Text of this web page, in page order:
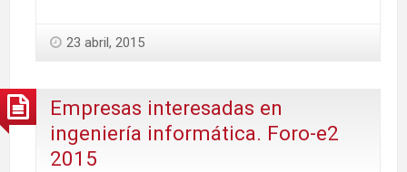
23 abril, 2015
Empresas interesadas en
ingeniería informática. Foro-e2
2015